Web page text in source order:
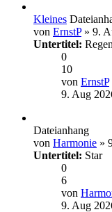
Kleines
von ErnstP» 9.
Untertitel:
0
10
von ErnstP
9. Aug
Dateianhang
von Harmonie »
Untertitel: Star
0
6
von
9. Aug